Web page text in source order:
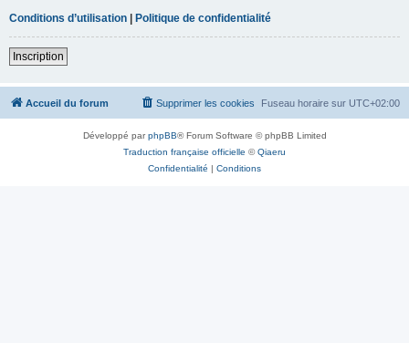
Conditions d’utilisation | Politique de confidentialité
Inscription
Accueil du forum Fuseau horaire sur UTC+02:00
Supprimer les cookies
Développé parphpBB® Forum Software © phpBB Limited
Traduction française officielle ©Qiaeru
Confidentialité | Conditions